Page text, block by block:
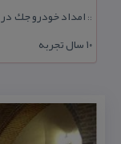
::
۱۰ سال تجربه